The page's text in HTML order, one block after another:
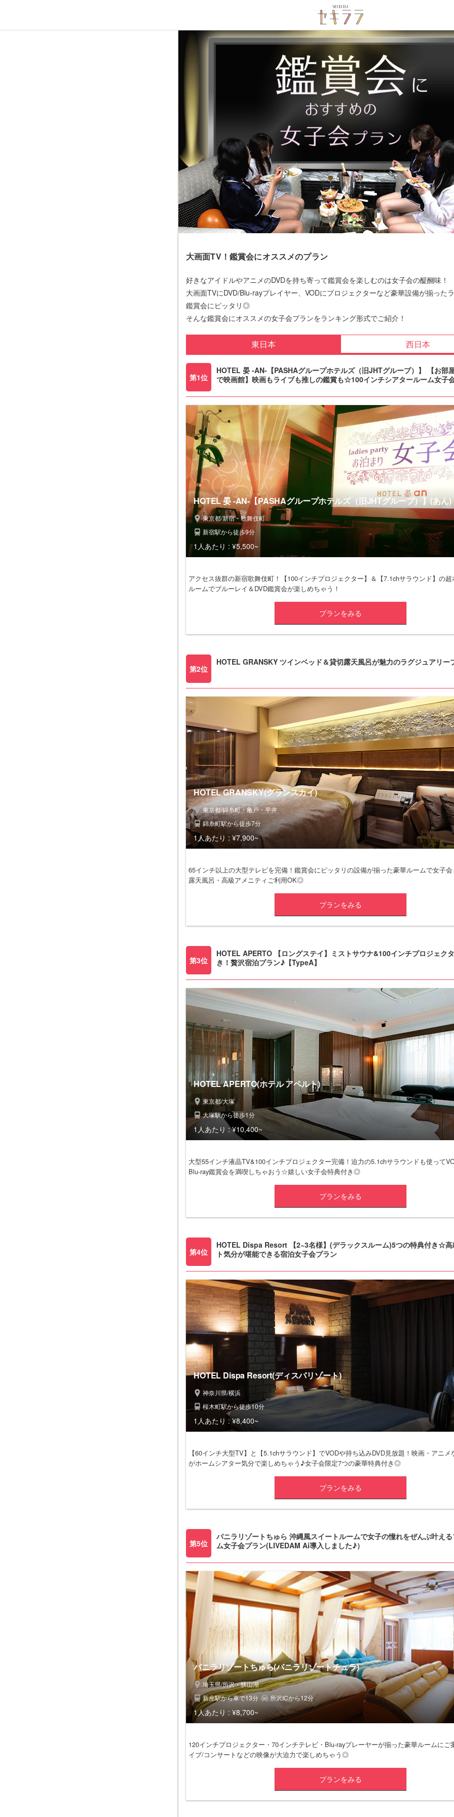
大画面TV！鑑賞会にオススメのプラン
好きなアイドルやアニメのDVDを持ち寄って鑑賞会を楽しむのは女子会の醍醐味！
大画面TVにDVD/Blu-rayプレイヤー、VODにプロジェクターなど豪華設備が揃った
鑑賞会にピッタリ◎
そんな鑑賞会にオススメの女子会プランをランキング形式でご紹介！
東日本 西日本
第1位
HOTEL 晏 -AN-【PASHAグループホテルズ（旧JHTグループ）】 【お部
で映画館】映画もライブも推しの鑑賞も☆100インチシアタールーム女子
HOTEL 晏 -AN-【PASHAグループホテルズ（旧JHTグループ）】(あん)
東京都/新宿・歌舞伎町
新宿駅から徒歩9分
1人あたり : ¥5,500~
アクセス抜群の新宿歌舞伎町！【100インチプロジェクター】＆【7.1chサラウンド】の
ルームでブルーレイ＆DVD鑑賞会が楽しめちゃう！
プランをみる
第2位
HOTEL GRANSKY ツインベッド＆貸切露天風呂が魅力のラグジュアリー
HOTEL GRANSKY(グランスカイ)
東京都/錦糸町・亀戸・平井
錦糸町駅から徒歩7分
1人あたり : ¥7,900~
65インチ以上の大型テレビを完備！鑑賞会にピッタリの設備が揃った豪華ルームで女子
露天風呂・高級アメニティご利用OK◎
プランをみる
第3位
HOTEL APERTO 【ロングステイ】ミストサウナ&100インチプロジェク
き！贅沢宿泊プラン♪【TypeA】
HOTEL APERTO(ホテル アペルト)
東京都/大塚
大塚駅から徒歩1分
1人あたり :¥10,400~
大型55インチ液晶TV&100インチプロジェクター完備！迫力の5.1chサラウンドも使って
Blu-ray鑑賞会を満喫しちゃおう☆嬉しい女子会特典付き◎
プランをみる
第4位
HOTEL Dispa Resort 【2~3名様】(デラックスルーム)5つの特典付き☆高
ト気分が堪能できる宿泊女子会プラン
HOTEL Dispa Resort(ディスパリゾート)
神奈川県/横浜
桜木町駅から徒歩10分
1人あたり :¥8,400~
【60インチ大型TV】と【5.1chサラウンド】でVODや持ち込みDVD見放題！映画・アニ
がホームシアター気分で楽しめちゃう♪女子会限定7つの豪華特典付き◎
プランをみる
第5位
バニラリゾートちゅら 沖縄風スイートルームで女子の憧れをぜんぶ叶え
ム女子会プラン(LIVEDAM Ai導入しました♪）
バニラリゾートちゅら(バニラリゾートチュラ)
埼玉県/所沢・狭山湖
新座駅から車で13分
所沢ICから12分
1人あたり : ¥8,700~
120インチプロジェクター・70インチテレビ・Blu-rayプレーヤーが揃った豪華ルームにご
イブ/コンサートなどの映像が大迫力で楽しめちゃう◎
プランをみる